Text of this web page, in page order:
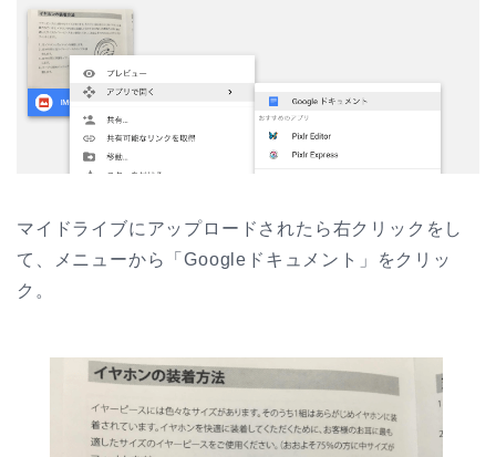
マイドライブにアップロードされたら右クリックをし
て、メニューから「Googleドキュメント」をクリッ
ク。